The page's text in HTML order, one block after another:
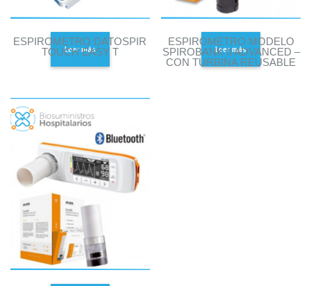
ESPIROMETRO DATOSPIR
TOUCH EASY T
Leer más
ESPIROMETRO MODELO
SPIROBANK II ADVANCED –
CON TURBINA REUSABLE
Leer más